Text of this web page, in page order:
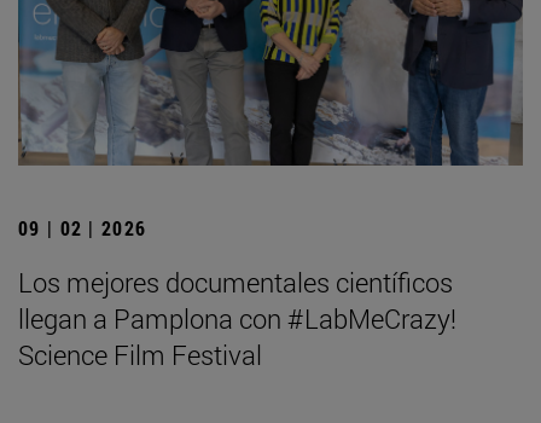
09 | 02 | 2026
Los mejores documentales científicos
llegan a Pamplona con #LabMeCrazy!
Science Film Festival